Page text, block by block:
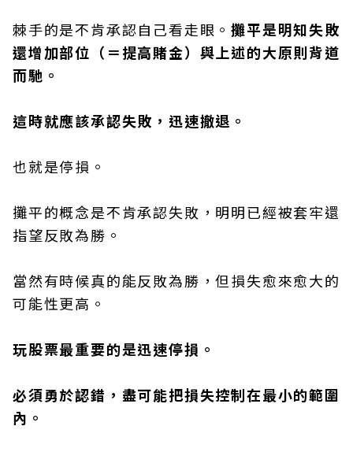
棘手的是不肯承認自己看走眼。攤平是明知失敗
還增加部位（＝提高賭金）與上述的大原則背道
而馳。
這時就應該承認失敗，迅速撤退。
也就是停損。
攤平的概念是不肯承認失敗，明明已經被套牢還
指望反敗為勝。
當然有時候真的能反敗為勝，但損失愈來愈大的
可能性更高。
玩股票最重要的是迅速停損。
必須勇於認錯，盡可能把損失控制在最小的範圍
內。